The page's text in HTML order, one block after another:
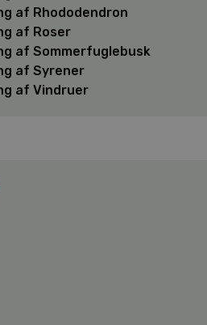
af Rhododendron
af Roser
af Sommerfuglebusk
af Syrener
af Vindruer